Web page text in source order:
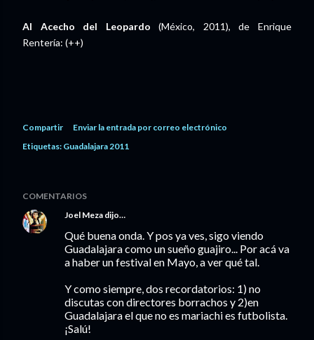
Al Acecho del Leopardo (México, 2011), de Enrique
Rentería: (++)
Compartir
Enviar la entrada por correo electrónico
Etiquetas: Guadalajara 2011
COMENTARIOS
Joel Meza dijo…
Qué buena onda. Y pos ya ves, sigo viendo
Guadalajara como un sueño guajiro... Por acá va
a haber un festival en Mayo, a ver qué tal.
Y como siempre, dos recordatorios: 1) no
discutas con directores borrachos y 2)en
Guadalajara el que no es mariachi es futbolista.
¡Salú!